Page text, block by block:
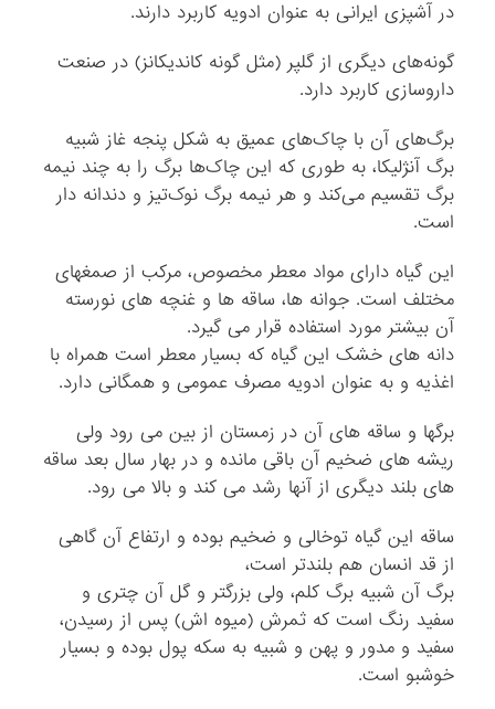
در آشپزى ایرانى به عنوان ادویه کاربرد دارند.
گونه‌هاى دیگرى از گلپر (مثل گونه کاندیکانز) در صنعت
داروسازى کاربرد دارد.
برگ‌هاى آن با چاک‌هاى عمیق به شکل پنجه غاز شبیه
برگ آنژلیکا، به طورى که این چاک‌ها برگ را به چند نیمه
برگ تقسیم مى‌کند و هر نیمه برگ نوک‌تیز و دندانه دار
است.
این گیاه دارای مواد معطر مخصوص، مرکب از صمغهای
مختلف است. جوانه ها، ساقه ها و غنچه های نورسته
آن بیشتر مورد استفاده قرار می گیرد.
دانه های خشک این گیاه که بسیار معطر است همراه با
اغذیه و به عنوان ادویه مصرف عمومی و همگانی دارد.
برگها و ساقه های آن در زمستان از بین می رود ولی
ریشه های ضخیم آن باقی مانده و در بهار سال بعد ساقه
های بلند دیگری از آنها رشد می کند و بالا می رود.
ساقه این گیاه توخالی و ضخیم بوده و ارتفاع آن گاهی
از قد انسان هم بلندتر است،
برگ آن شبیه برگ کلم، ولی بزرگتر و گل آن چتری و
سفید رنگ است که ثمرش (میوه اش) پس از رسیدن،
سفید و مدور و پهن و شبیه به سکه پول بوده و بسیار
خوشبو است.